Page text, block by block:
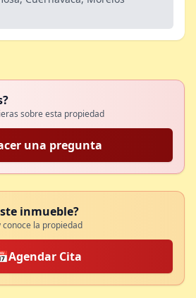
sobre esta propiedad
una pregunta
inmueble?
la propiedad
Agendar Cita